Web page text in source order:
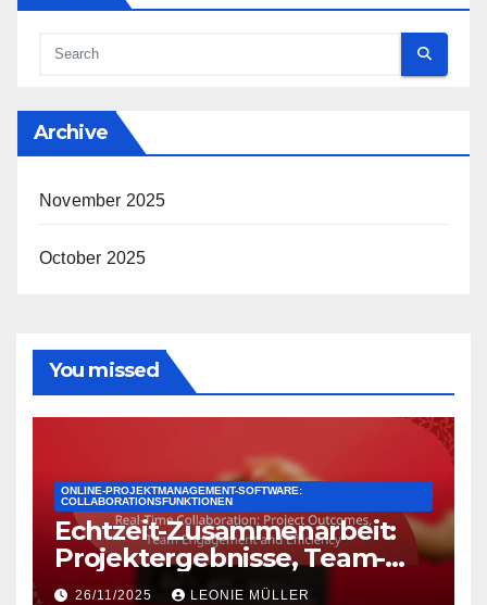
Archive
November 2025
October 2025
You missed
ONLINE-PROJEKTMANAGEMENT-SOFTWARE:
COLLABORATIONSFUNKTIONEN
Echtzeit-Zusammenarbeit:
Projektergebnisse, Team-
Engagement und Effizienz
26/11/2025 LEONIE MÜLLER